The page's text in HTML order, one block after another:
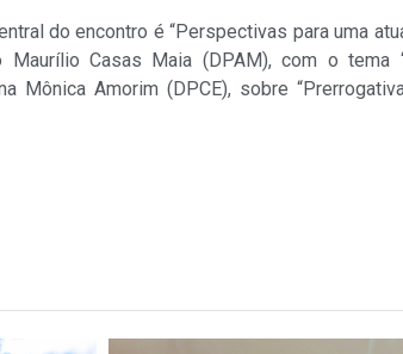
do encontro é “Perspectivas para uma
Casas Maia (DPAM), com o
Mônica Amorim (DPCE), sobre